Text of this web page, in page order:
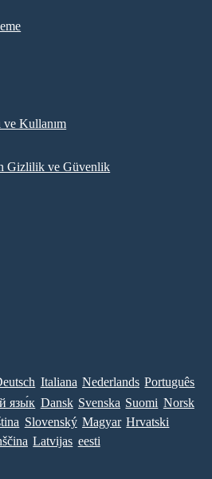
ve Kullanım
Gizlilik ve Güvenlik
Italiana Nederlands Português
язы́к Dansk Svenska Suomi Norsk
Slovenský Magyar Hrvatski
Latvijas eesti